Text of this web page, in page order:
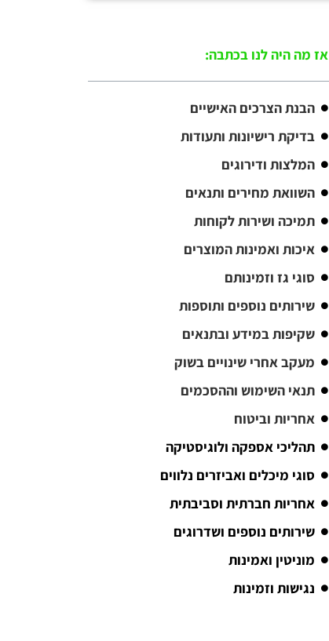
אז מה היה לנו בכתבה:
הבנת הצרכים האישיים
בדיקת רישיונות ותעודות
המלצות ודירוגים
השוואת מחירים ותנאים
תמיכה ושירות לקוחות
איכות ואמינות המוצרים
סוגי גז וזמינותם
שירותים נוספים ותוספות
שקיפות במידע ובתנאים
מעקב אחרי שינויים בשוק
תנאי השימוש וההסכמים
אחריות וביטוח
תהליכי אספקה ולוגיסטיקה
סוגי מיכלים ואביזרים נלווים
אחריות חברתית וסביבתית
שירותים נוספים ושדרוגים
מוניטין ואמינות
נגישות וזמינות